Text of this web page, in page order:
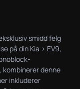
smidd felg
på din Kia > EV9,
denne
inkluderer